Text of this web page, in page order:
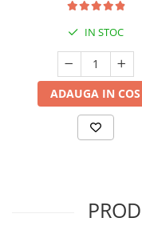
IN STOC
ADAUGA IN COS